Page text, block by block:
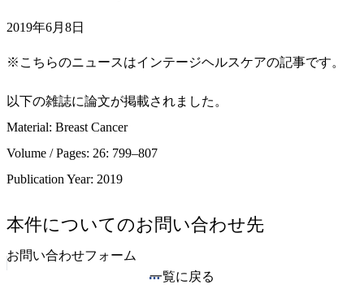
2019年6月8日
※こちらのニュースはインテージヘルスケアの記事です。
以下の雑誌に論文が掲載されました。
Material: Breast Cancer
Volume / Pages: 26: 799–807
Publication Year: 2019
本件についてのお問い合わせ先
お問い合わせフォーム
一覧に戻る